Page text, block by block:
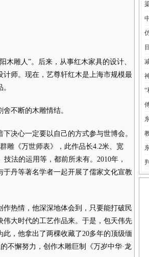
雕人”。后来，从事红木家具的设计、
师。现在，艺尊轩红木是上海市规模最
不断的木雕情结。
决心一定要以自己的方式参与世博会。
雕《万世师表》，此作品长4.2米、宽
法的运用等，都前所未有。2010年，
于丹等著名学者一起开展了儒家文化宣教
热情，他深深地体会到，只要能打破民
大时代的工艺作品来。于是，包天伟先
，他拿出了两棵收藏了20多年的顶级缅
不懈努力，创作木雕巨制《万岁中华·龙
“